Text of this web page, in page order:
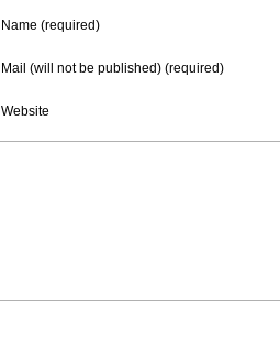
Name (required)
Mail (will not be published) (required)
Website